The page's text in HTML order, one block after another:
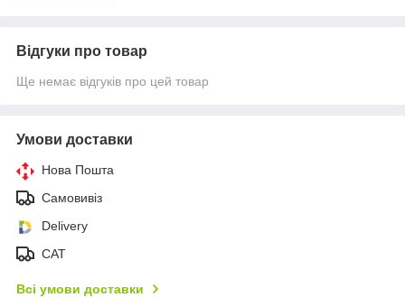
Відгуки про товар
Ще немає відгуків про цей товар
Умови доставки
Нова Пошта
Самовивіз
Delivery
САТ
Всі умови доставки